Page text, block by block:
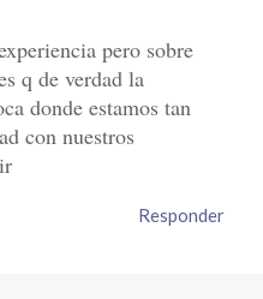
pero sobre
q de verdad la
donde estamos tan
con nuestros
Responder